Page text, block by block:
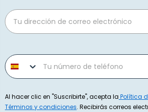
Email
Phone number
Al hacer clic en "Suscribirte", acepta la Política
Términos y condiciones. Recibirás correos